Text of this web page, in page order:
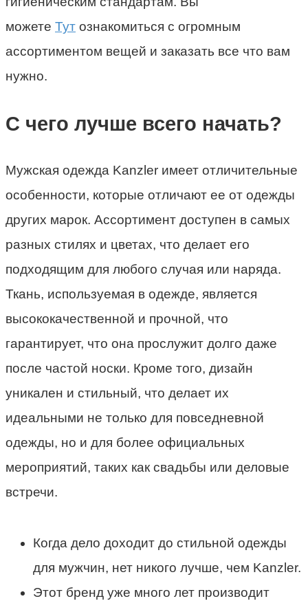
можете Тут ознакомиться с огромным
ассортиментом вещей и заказать все что вам
нужно.
С чего лучше всего начать?
Мужская одежда Kanzler имеет отличительные
особенности, которые отличают ее от одежды
других марок. Ассортимент доступен в самых
разных стилях и цветах, что делает его
подходящим для любого случая или наряда.
Ткань, используемая в одежде, является
высококачественной и прочной, что
гарантирует, что она прослужит долго даже
после частой носки. Кроме того, дизайн
уникален и стильный, что делает их
идеальными не только для повседневной
одежды, но и для более официальных
мероприятий, таких как свадьбы или деловые
встречи.
Когда дело доходит до стильной одежды
для мужчин, нет никого лучше, чем Kanzler.
Этот бренд уже много лет производит